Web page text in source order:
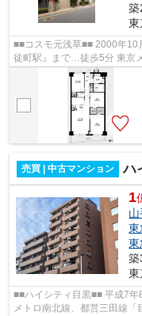
築
東
■■コスモ元浅草■■ 2000年10月築 都営大江戸線、つくばエクスプレス『新御
徒町駅』まで…徒歩5分 東京
手線、JR京浜東北線『御徒
売買 | 中古マンション ハ
1
山
東
東
築
東
■■ハイシティ目黒■■ 平成7年8月完成 JR 山手線、東急目黒線、東京
メトロ南北線、都営三田線「目黒」駅徒歩10